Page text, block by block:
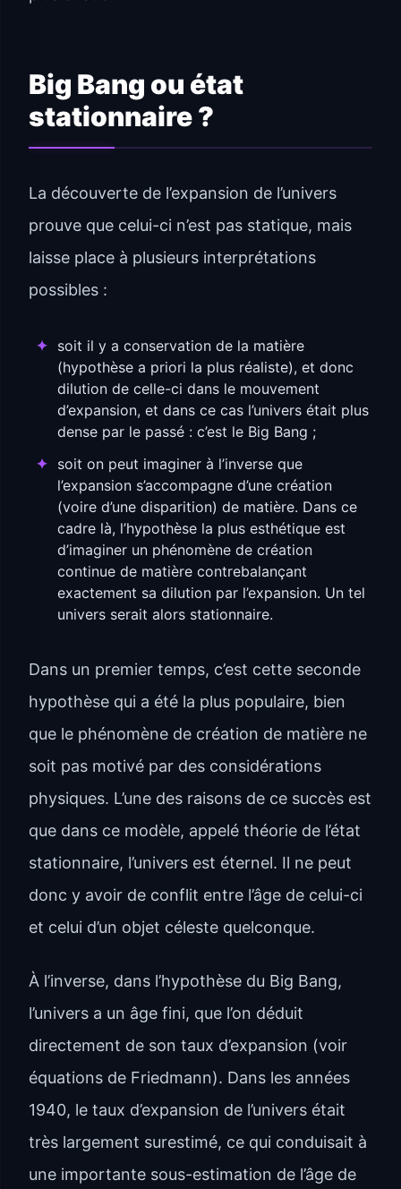
Big Bang ou état
stationnaire ?
La découverte de l’expansion de l’univers
prouve que celui-ci n’est pas statique, mais
laisse place à plusieurs interprétations
possibles :
soit il y a conservation de la matière
(hypothèse a priori la plus réaliste), et donc
dilution de celle-ci dans le mouvement
d’expansion, et dans ce cas l’univers était plus
dense par le passé : c’est le Big Bang ;
soit on peut imaginer à l’inverse que
l’expansion s’accompagne d’une création
(voire d’une disparition) de matière. Dans ce
cadre là, l’hypothèse la plus esthétique est
d’imaginer un phénomène de création
continue de matière contrebalançant
exactement sa dilution par l’expansion. Un tel
univers serait alors stationnaire.
Dans un premier temps, c’est cette seconde
hypothèse qui a été la plus populaire, bien
que le phénomène de création de matière ne
soit pas motivé par des considérations
physiques. L’une des raisons de ce succès est
que dans ce modèle, appelé théorie de l’état
stationnaire, l’univers est éternel. Il ne peut
donc y avoir de conflit entre l’âge de celui-ci
et celui d’un objet céleste quelconque.
À l’inverse, dans l’hypothèse du Big Bang,
l’univers a un âge fini, que l’on déduit
directement de son taux d’expansion (voir
équations de Friedmann). Dans les années
1940, le taux d’expansion de l’univers était
très largement surestimé, ce qui conduisait à
une importante sous-estimation de l’âge de